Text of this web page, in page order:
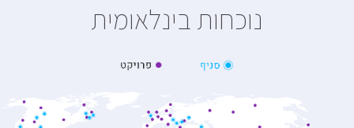
נוכחות בינלאומית